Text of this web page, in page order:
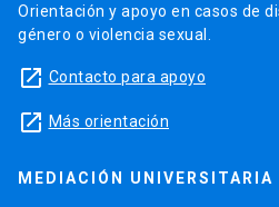
Orientación y apoyo en casos de
género o violencia sexual.
launch Contacto para apoyo
launch Más orientación
MEDIACIÓN UNIVERSITARIA